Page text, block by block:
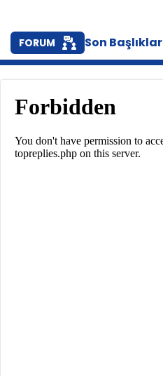
FORUM Son Başlıklar